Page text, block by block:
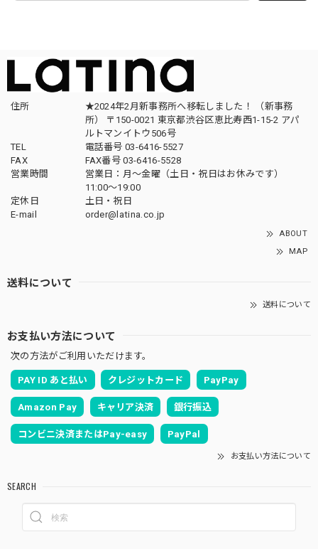
住所
★2024年2月新事務所へ移転しました！ （新事務
所） 〒150-0021 東京都渋谷区恵比寿西1-15-2 アパ
ルトマンイトウ506号
TEL
電話番号 03-6416-5527
FAX
FAX番号 03-6416-5528
営業時間
営業日：月〜金曜（土日・祝日はお休みです）
11:00〜19:00
定休日
土日・祝日
E-mail
order@latina.co.jp
ABOUT
MAP
送料について
送料について
お支払い方法について
次の方法がご利用いただけます。
PAY ID あと払い クレジットカード PayPay
Amazon Pay キャリア決済 銀行振込
コンビニ決済またはPay-easy PayPal
お支払い方法について
SEARCH